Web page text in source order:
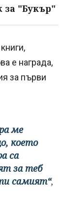
за "Букър"
е награда,
за първи
ме
което
са
за теб
самият“,